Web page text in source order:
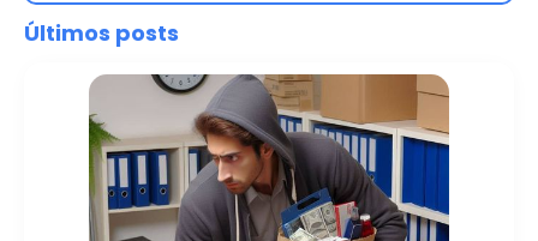
Últimos posts